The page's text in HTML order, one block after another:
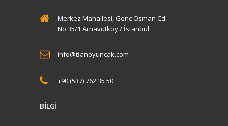
Merkez Mahallesi, Genç Osman Cd.
No:35/1 Arnavutköy / İstanbul
info@fidanoyuncak.com
+90 (537) 762 35 50
BİLGİ